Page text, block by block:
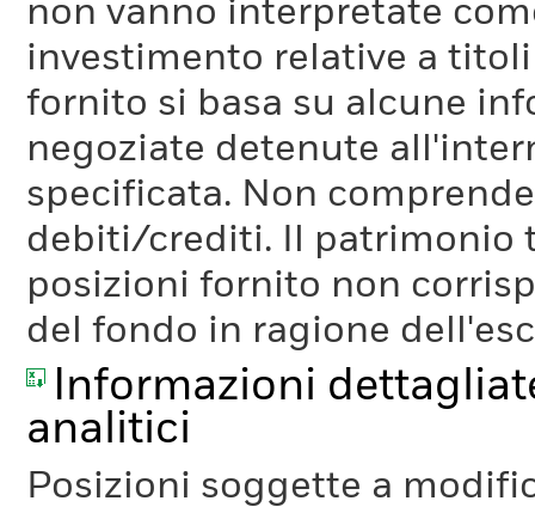
non vanno interpretate
investimento relative a
fornito si basa su alcune
negoziate detenute
specificata. Non
debiti/crediti. Il patrimonio
posizioni fornito non
del fondo in ragione
Informazioni
analitici
Posizioni soggette a